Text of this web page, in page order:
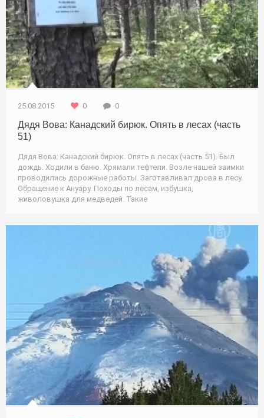
25.08.2015 0 0
Дядя Вова: Канадский бирюк. Опять в лесах (часть
51)
Дядя Вова: Канадский бирюк. Опять в лесах (часть 51). Был
дождь. Ходили в баню. Хрямали тефтели. Возле нашей заимки
проводились дорожные работы. Заготавливал дрова в лесу.
Обращение к Ануару. Походы по лесам, избушка,
живоловушка для медведей. Такие